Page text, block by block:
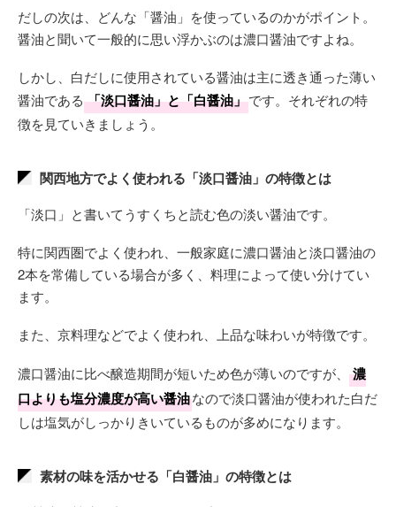
だしの次は、どんな「醤油」を使っているのかがポイント。
醤油と聞いて一般的に思い浮かぶのは濃口醤油ですよね。
しかし、白だしに使用されている醤油は主に透き通った薄い
醤油である 「淡口醤油」と「白醤油」です。それぞれの特
徴を見ていきましょう。
関西地方でよく使われる「淡口醤油」の特徴とは
「淡口」と書いてうすくちと読む色の淡い醤油です。
特に関西圏でよく使われ、一般家庭に濃口醤油と淡口醤油の
2本を常備している場合が多く、料理によって使い分けてい
ます。
また、京料理などでよく使われ、上品な味わいが特徴です。
濃口醤油に比べ醸造期間が短いため色が薄いのですが、
濃
口よりも塩分濃度が高い醤油なので淡口醤油が使われた白だ
しは塩気がしっかりきいているものが多めになります。
素材の味を活かせる「白醤油」の特徴とは